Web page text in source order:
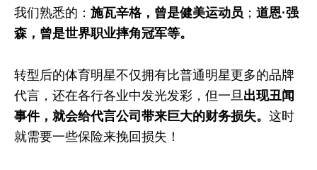
我们熟悉的： 施瓦辛格，曾是健美运动员 ； 道恩·强
森，曾是世界职业摔角冠军等。
转型后的体育明星不仅拥有比普通明星更多的品牌
代言，还在各行各业中发光发彩，但一旦 出现丑闻
事件，就会给代言公司带来巨大的财务损失。 这时
就需要一些保险来挽回损失！